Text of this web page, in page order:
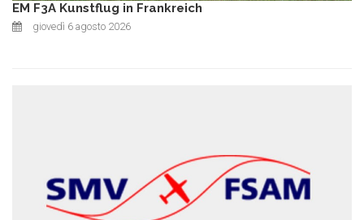
EM F3A Kunstflug in Frankreich
giovedì 6 agosto 2026